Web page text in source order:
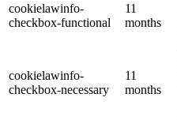
cookielawinfo-
checkbox-functional
11
months
cookielawinfo-
checkbox-necessary
11
months